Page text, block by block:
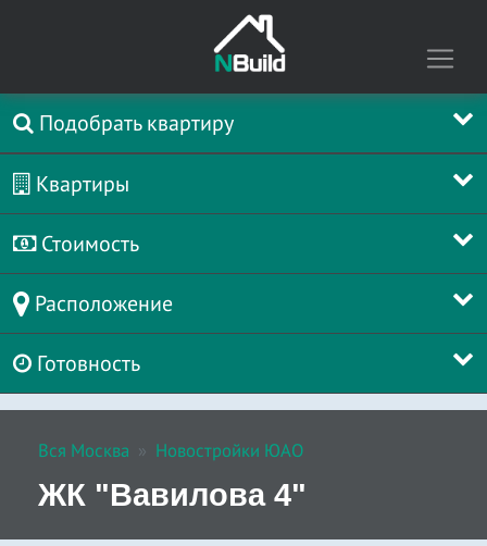
Подобрать квартиру
Квартиры
Стоимость
Расположение
Готовность
Вся Москва Новостройки ЮАО
ЖК "Вавилова 4"